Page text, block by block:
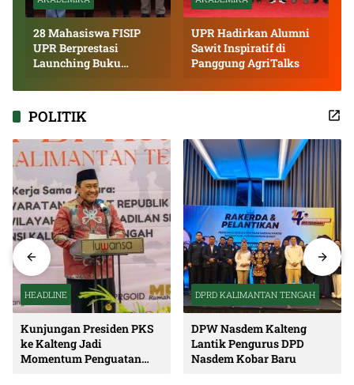
28 Mahasiswa FISIP
UPR Berprestasi
Launching Buku
UPR Hadirkan Alumni
Sawit Inspiratif di
Panggung AgriTalks
POLITIK
HEADLINE
Kunjungan Presiden PKS
ke Kalteng Jadi
Momentum Penguatan
DPRD KALIMANTAN TENGAH
DPW Nasdem Kalteng
Lantik Pengurus DPD
Nasdem Kobar Baru